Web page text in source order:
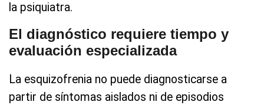
la psiquiatra.
El diagnóstico requiere tiempo y
evaluación especializada
La esquizofrenia no puede diagnosticarse a
partir de síntomas aislados ni de episodios